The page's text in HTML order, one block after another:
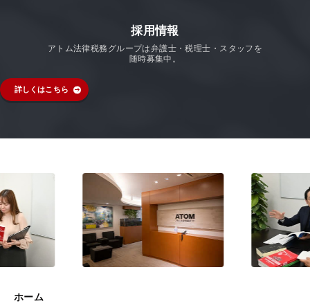
採用情報
アトム法律税務グループは弁護士・税理士・スタッフを
随時募集中。
詳しくはこちら
ホーム